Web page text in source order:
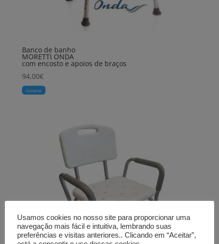
Banco de banho
MORETTI ONDA
com encosto e apoios de braços
94,00€
Comprar
Usamos cookies no nosso site para proporcionar uma
navegação mais fácil e intuitiva, lembrando suas
preferências e visitas anteriores.. Clicando em “Aceitar”,